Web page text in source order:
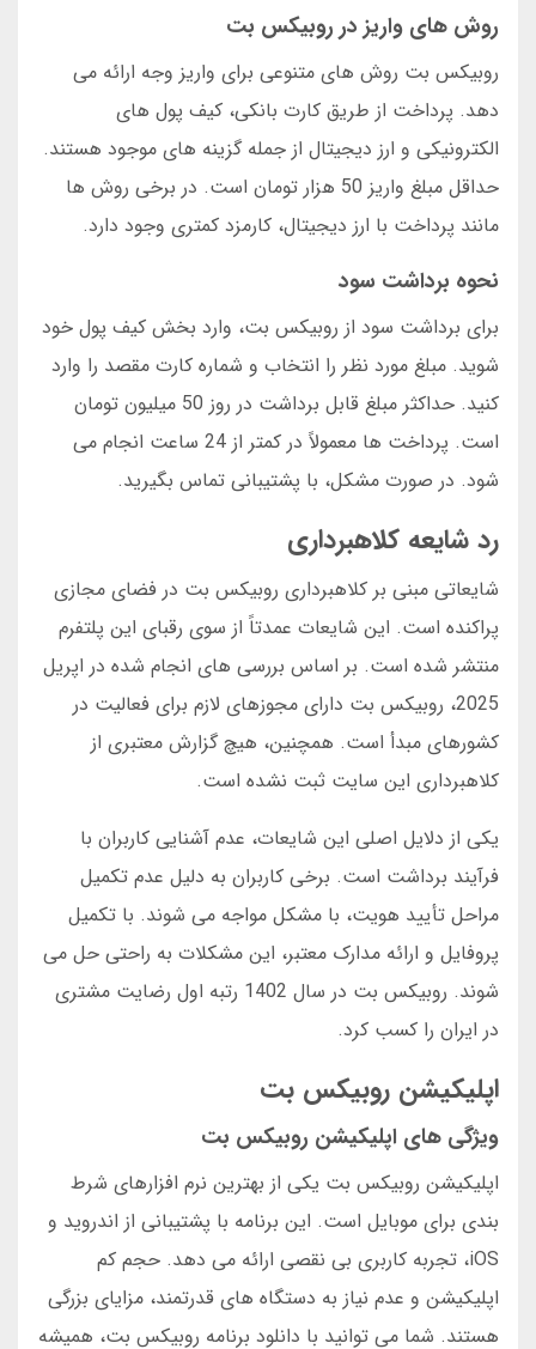
روش های واریز در روبیکس بت
روبیکس بت روش های متنوعی برای واریز وجه ارائه می
دهد. پرداخت از طریق کارت بانکی، کیف پول های
الکترونیکی و ارز دیجیتال از جمله گزینه های موجود هستند.
حداقل مبلغ واریز 50 هزار تومان است. در برخی روش ها
مانند پرداخت با ارز دیجیتال، کارمزد کمتری وجود دارد.
نحوه برداشت سود
برای برداشت سود از روبیکس بت، وارد بخش کیف پول خود
شوید. مبلغ مورد نظر را انتخاب و شماره کارت مقصد را وارد
کنید. حداکثر مبلغ قابل برداشت در روز 50 میلیون تومان
است. پرداخت ها معمولاً در کمتر از 24 ساعت انجام می
شود. در صورت مشکل، با پشتیبانی تماس بگیرید.
رد شایعه کلاهبرداری
شایعاتی مبنی بر کلاهبرداری روبیکس بت در فضای مجازی
پراکنده است. این شایعات عمدتاً از سوی رقبای این پلتفرم
منتشر شده است. بر اساس بررسی های انجام شده در اپریل
2025، روبیکس بت دارای مجوزهای لازم برای فعالیت در
کشورهای مبدأ است. همچنین، هیچ گزارش معتبری از
کلاهبرداری این سایت ثبت نشده است.
یکی از دلایل اصلی این شایعات، عدم آشنایی کاربران با
فرآیند برداشت است. برخی کاربران به دلیل عدم تکمیل
مراحل تأیید هویت، با مشکل مواجه می شوند. با تکمیل
پروفایل و ارائه مدارک معتبر، این مشکلات به راحتی حل می
شوند. روبیکس بت در سال 1402 رتبه اول رضایت مشتری
در ایران را کسب کرد.
اپلیکیشن روبیکس بت
ویژگی های اپلیکیشن روبیکس بت
اپلیکیشن روبیکس بت یکی از بهترین نرم افزارهای شرط
بندی برای موبایل است. این برنامه با پشتیبانی از اندروید و
iOS، تجربه کاربری بی نقصی ارائه می دهد. حجم کم
اپلیکیشن و عدم نیاز به دستگاه های قدرتمند، مزایای بزرگی
هستند. شما می توانید با دانلود برنامه روبیکس بت، همیشه